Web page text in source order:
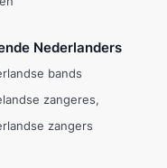
Nederlanders
bands
zangeres
zangers